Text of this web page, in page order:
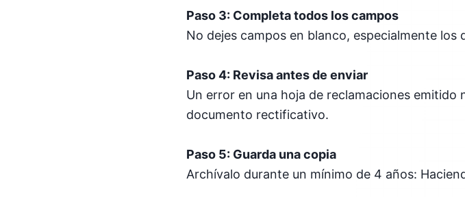
Paso 3: Completa todos los campos
No dejes campos en blanco, especialmente los
Paso 4: Revisa antes de enviar
Un error en una hoja de reclamaciones
documento rectificativo.
Paso 5: Guarda una copia
Archívalo durante un mínimo de 4 años: